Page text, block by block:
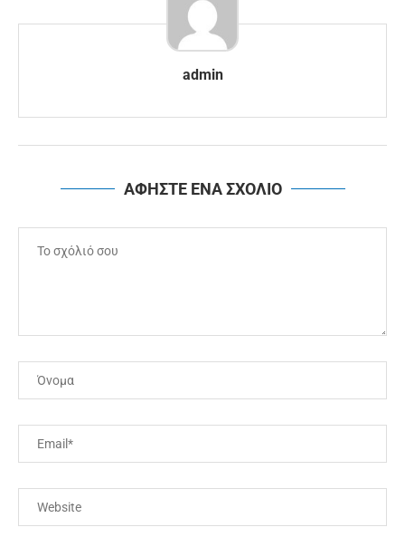
admin
ΑΦΗΣΤΕ ΕΝΑ ΣΧΟΛΙΟ